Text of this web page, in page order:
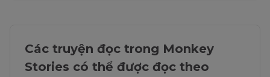
Các truyện đọc trong Monkey
Stories có thể được đọc theo